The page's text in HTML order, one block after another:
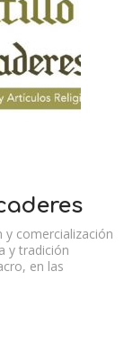
y comercialización
y tradición
en las